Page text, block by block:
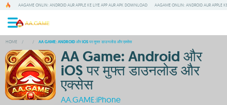
AAGAME ONLIN: ANDROID AUR APPLE KE LIYE APP AUR APK DOWNLOAD AAGAME ONLIN: ANDROID AUR APPLE
HOME / / AA GAME: ANDROID और IOS पर मुफ्त डाउनलोड और एक्सेस
AA Game: Android और
iOS पर मुफ्त डाउनलोड और
एक्सेस
AA.GAME:iPhone